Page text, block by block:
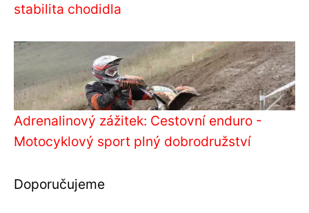
stabilita chodidla
Adrenalinový zážitek: Cestovní enduro -
Motocyklový sport plný dobrodružství
Doporučujeme